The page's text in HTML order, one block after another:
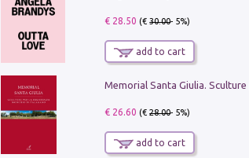
€ 28.50 (€30.00- 5%)
add to cart
€ 26.60 (€28.00- 5%)
add to cart